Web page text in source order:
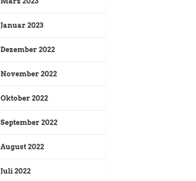
Januar 2023
Dezember 2022
November 2022
Oktober 2022
September 2022
August 2022
Juli 2022